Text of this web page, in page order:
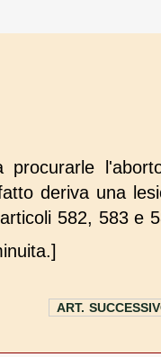
procurarle
deriva una
582, 583 e
ART.